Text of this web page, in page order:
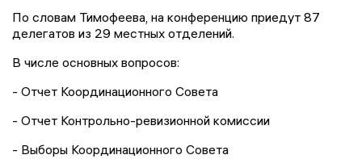
По словам Тимофеева, на конференцию приедут 87
делегатов из 29 местных отделений.
В числе основных вопросов:
- Отчет Координационного Совета
- Отчет Контрольно-ревизионной комиссии
- Выборы Координационного Совета